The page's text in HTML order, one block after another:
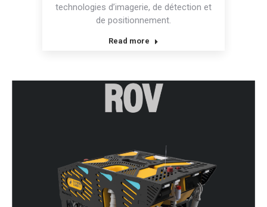
technologies d’imagerie, de détection et
de positionnement.
Read more